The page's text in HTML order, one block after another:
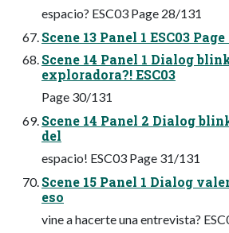
espacio? ESC03 Page 28/131
Scene 13 Panel 1 ESC03 Page
Scene 14 Panel 1 Dialog
exploradora?! ESC03
Page 30/131
Scene 14 Panel 2 Dialog
del
espacio! ESC03 Page 31/131
Scene 15 Panel 1 Dialog
eso
vine a hacerte una entrevista?